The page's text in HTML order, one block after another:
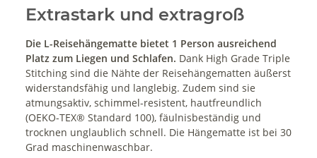
Extrastark und extragroß
Die L-Reisehängematte bietet 1 Person ausreichend
Platz zum Liegen und Schlafen. Dank High Grade Triple
Stitching sind die Nähte der Reisehängematten äußerst
widerstandsfähig und langlebig. Zudem sind sie
atmungsaktiv, schimmel-resistent, hautfreundlich
(OEKO-TEX® Standard 100), fäulnisbeständig und
trocknen unglaublich schnell. Die Hängematte ist bei 30
Grad maschinenwaschbar.